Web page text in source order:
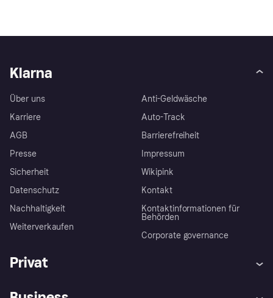
Klarna
Über uns
Karriere
AGB
Presse
Sicherheit
Datenschutz
Nachhaltigkeit
Weiterverkaufen
Anti-Geldwäsche
Auto-Track
Barrierefreiheit
Impressum
Wikipink
Kontakt
Kontaktinformationen für
Behörden
Corporate governance
Privat